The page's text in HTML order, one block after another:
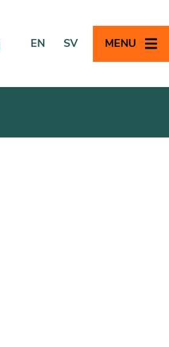
EN SV MENU